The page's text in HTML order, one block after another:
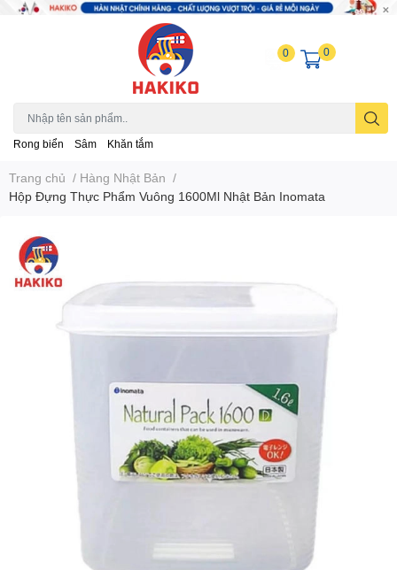
Rong biển Sâm Khăn tắm
0 0
Trang chủ / Hàng Nhật Bản /
Hộp Đựng Thực Phẩm Vuông 1600Ml Nhật Bản Inomata